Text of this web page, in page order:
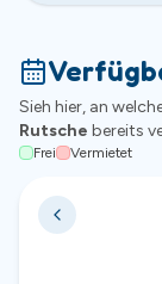
Sieh hier, an
Rutsche bereits
Frei Vermietet